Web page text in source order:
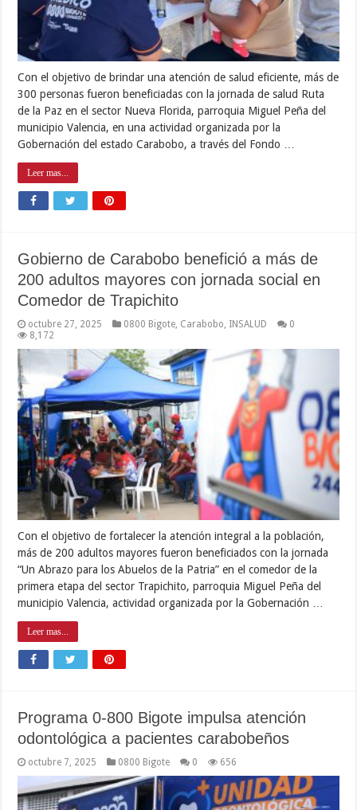
Con el objetivo de brindar una atención de salud eficiente, más de
300 personas fueron beneficiadas con la jornada de salud Ruta
de la Paz en el sector Nueva Florida, parroquia Miguel Peña del
municipio Valencia, en una actividad organizada por la
Gobernación del estado Carabobo, a través del Fondo …
Leer mas...
Gobierno de Carabobo benefició a más de
200 adultos mayores con jornada social en
Comedor de Trapichito
octubre 27, 2025 0800 Bigote, Carabobo, INSALUD
0
8,172
Con el objetivo de fortalecer la atención integral a la población,
más de 200 adultos mayores fueron beneficiados con la jornada
“Un Abrazo para los Abuelos de la Patria” en el comedor de la
primera etapa del sector Trapichito, parroquia Miguel Peña del
municipio Valencia, actividad organizada por la Gobernación …
Leer mas...
Programa 0-800 Bigote impulsa atención
odontológica a pacientes carabobeños
octubre 7, 2025 0800 Bigote 0 656